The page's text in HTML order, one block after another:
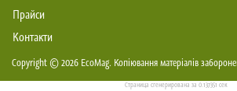
Прайси
Контакти
Copyright © 2026 EcoMag. Копіювання матеріалів
Страница сгенерирована за 0.137351 сек